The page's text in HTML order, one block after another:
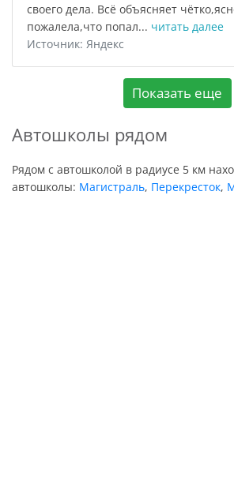
своего дела. Всё объясняет
пожалела,что попал... читать далее
Источник: Яндекс
Показать еще
Автошколы рядом
Рядом с автошколой в радиусе 5 км
автошколы: Магистраль, Перекресток,